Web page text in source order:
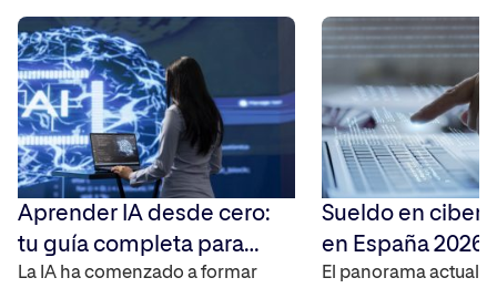
Aprender IA desde cero:
tu guía completa para
2026
La IA ha comenzado a formar
Sueldo en
en España 2026:
completa de
El panorama actual